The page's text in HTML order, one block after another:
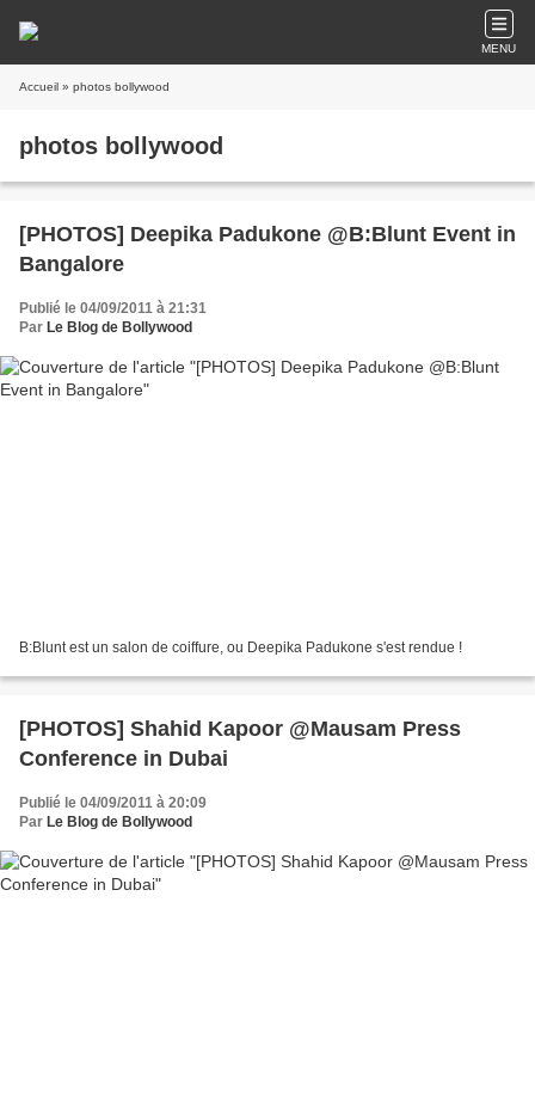
MENU
Accueil » photos bollywood
photos bollywood
[PHOTOS] Deepika Padukone @B:Blunt Event in
Bangalore
Publié le 04/09/2011 à 21:31
Par Le Blog de Bollywood
B:Blunt est un salon de coiffure, ou Deepika Padukone s'est rendue !
[PHOTOS] Shahid Kapoor @Mausam Press
Conference in Dubai
Publié le 04/09/2011 à 20:09
Par Le Blog de Bollywood